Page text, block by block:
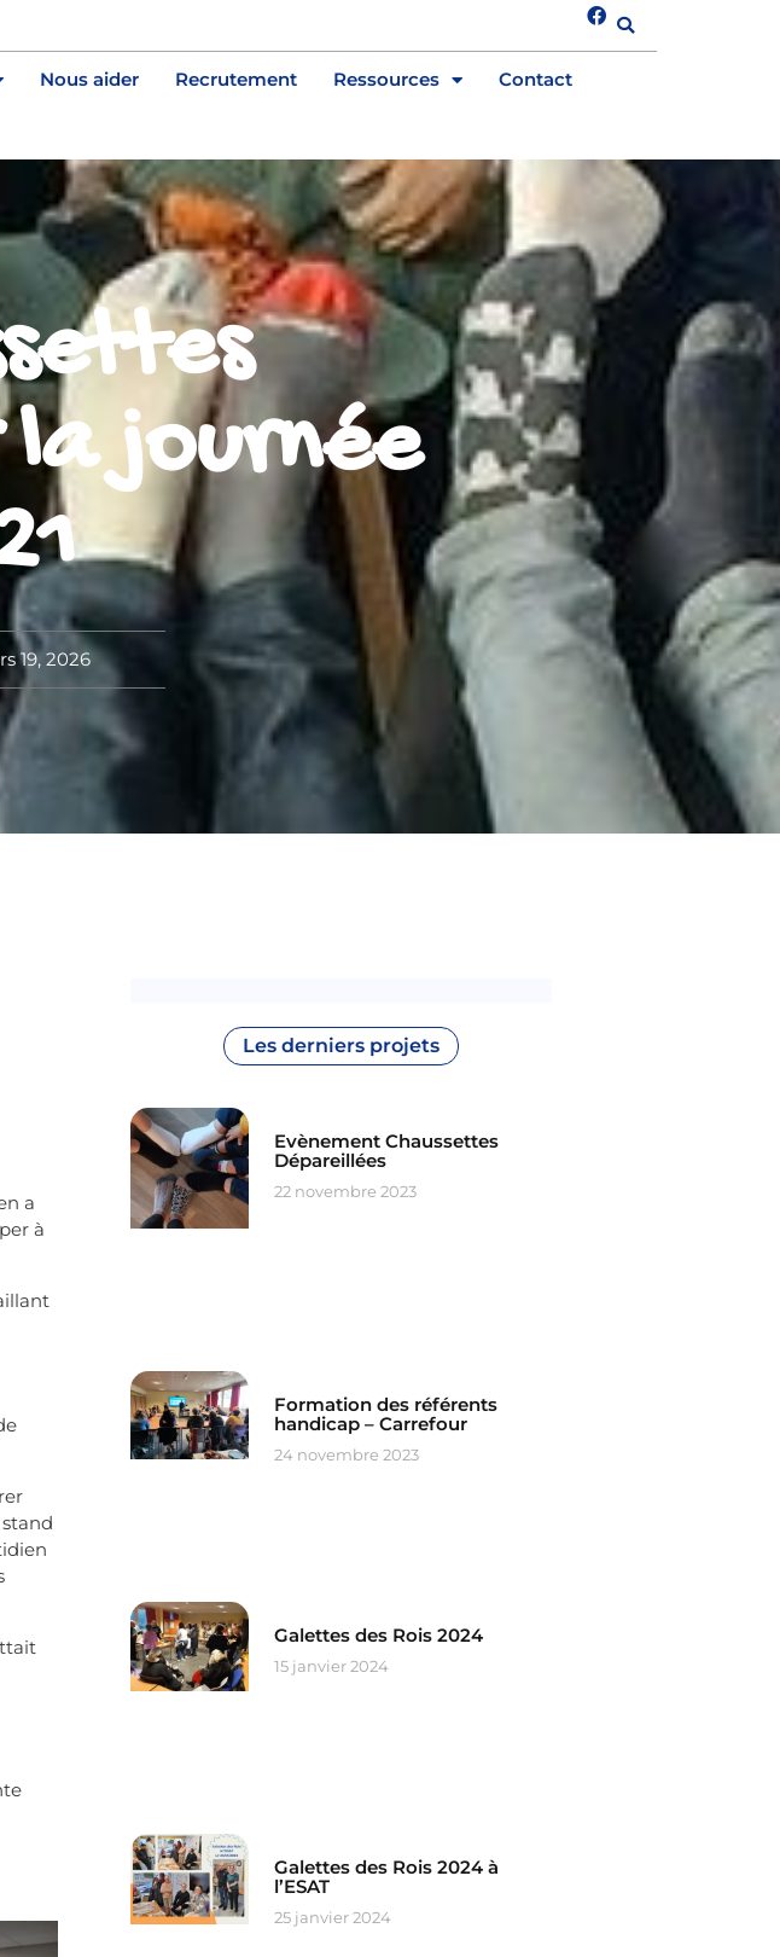
Nous aider Recrutement Ressources Contact
journée
19, 2026
a
à
Les derniers projets
Evènement Chaussettes
Dépareillées
22 novembre 2023
Formation des référents
handicap – Carrefour
24 novembre 2023
Galettes des Rois 2024
15 janvier 2024
Galettes des Rois 2024 à
l’ESAT
25 janvier 2024